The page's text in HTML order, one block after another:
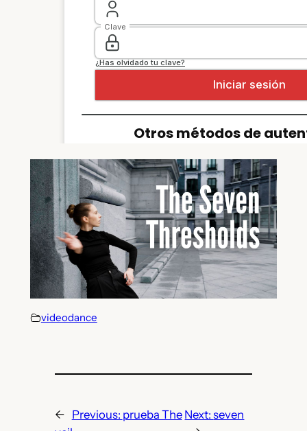
videodance
← Previous: prueba The Next:seven